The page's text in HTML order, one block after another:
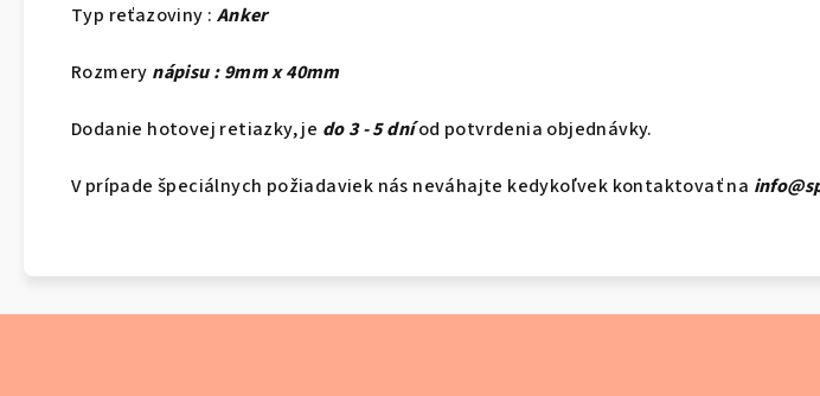
Typ reťazoviny : Anker
Rozmery nápisu : 9mm x 40mm
Dodanie hotovej retiazky, je do 3 - 5 dníod potvrdenia objednávky.
V prípade špeciálnych požiadaviek nás neváhajte kedykoľvek kontaktovať na